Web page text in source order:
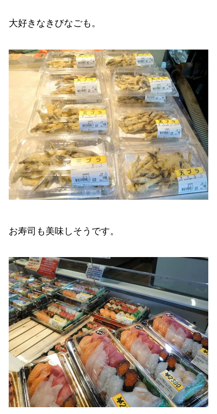
大好きなきびなごも。
お寿司も美味しそうです。